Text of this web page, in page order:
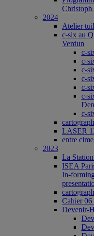
Christoph
2024
Atelier
c-six au
Verdun
c-
c-
c-
c-
c-
c-
c-
LASER
entre
2023
La
ISEA
In-
Cahier
Devenir-